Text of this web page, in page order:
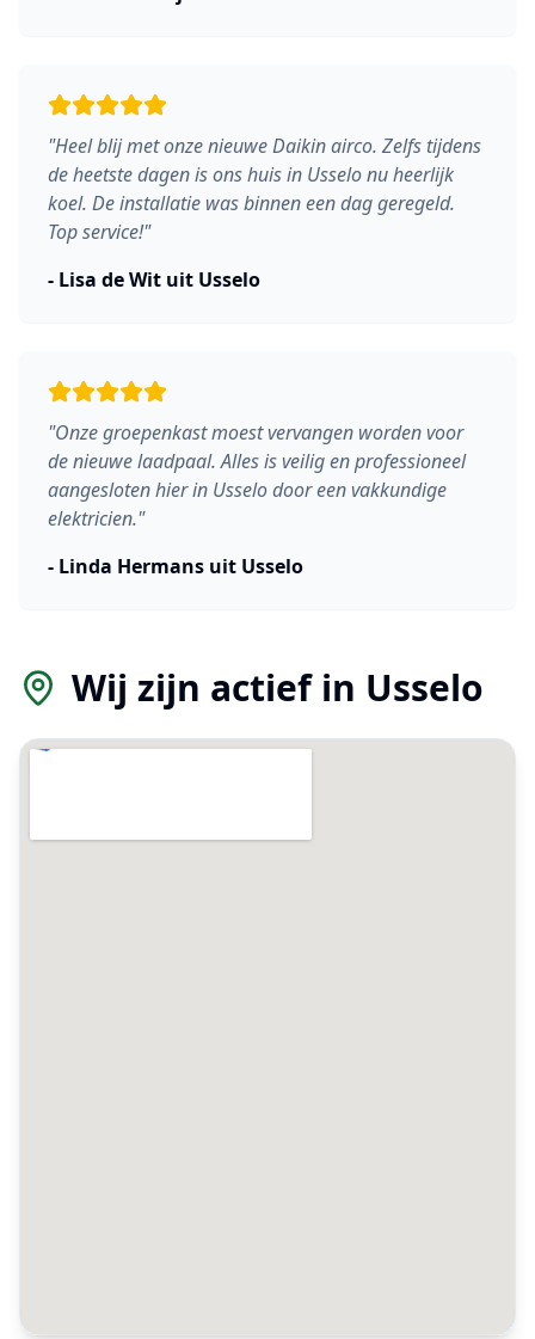
"Heel blij met onze nieuwe Daikin airco. Zelfs tijdens
de heetste dagen is ons huis in Usselo nu heerlijk
koel. De installatie was binnen een dag geregeld.
Top service!"
- Lisa de Wit uit Usselo
"Onze groepenkast moest vervangen worden voor
de nieuwe laadpaal. Alles is veilig en professioneel
aangesloten hier in Usselo door een vakkundige
elektricien."
- Linda Hermans uit Usselo
Wij zijn actief in Usselo